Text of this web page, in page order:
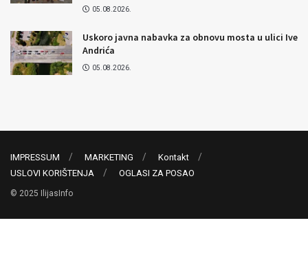
05.08.2026.
Uskoro javna nabavka za obnovu mosta u ulici Ive
Andrića
05.08.2026.
IMPRESSUM MARKETING
Kontakt
USLOVI KORIŠTENJA
OGLASI ZA POSAO
© 2025 IlijasInfo